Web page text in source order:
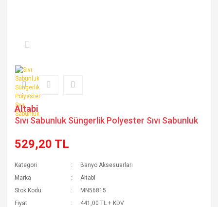
Altabi
Sıvı Sabunluk Süngerlik Polyester Sıvı Sabunluk
529,20 TL
Kategori
Banyo Aksesuarları
Marka
Altabi
Stok Kodu
MN56815
Fiyat
441,00 TL + KDV